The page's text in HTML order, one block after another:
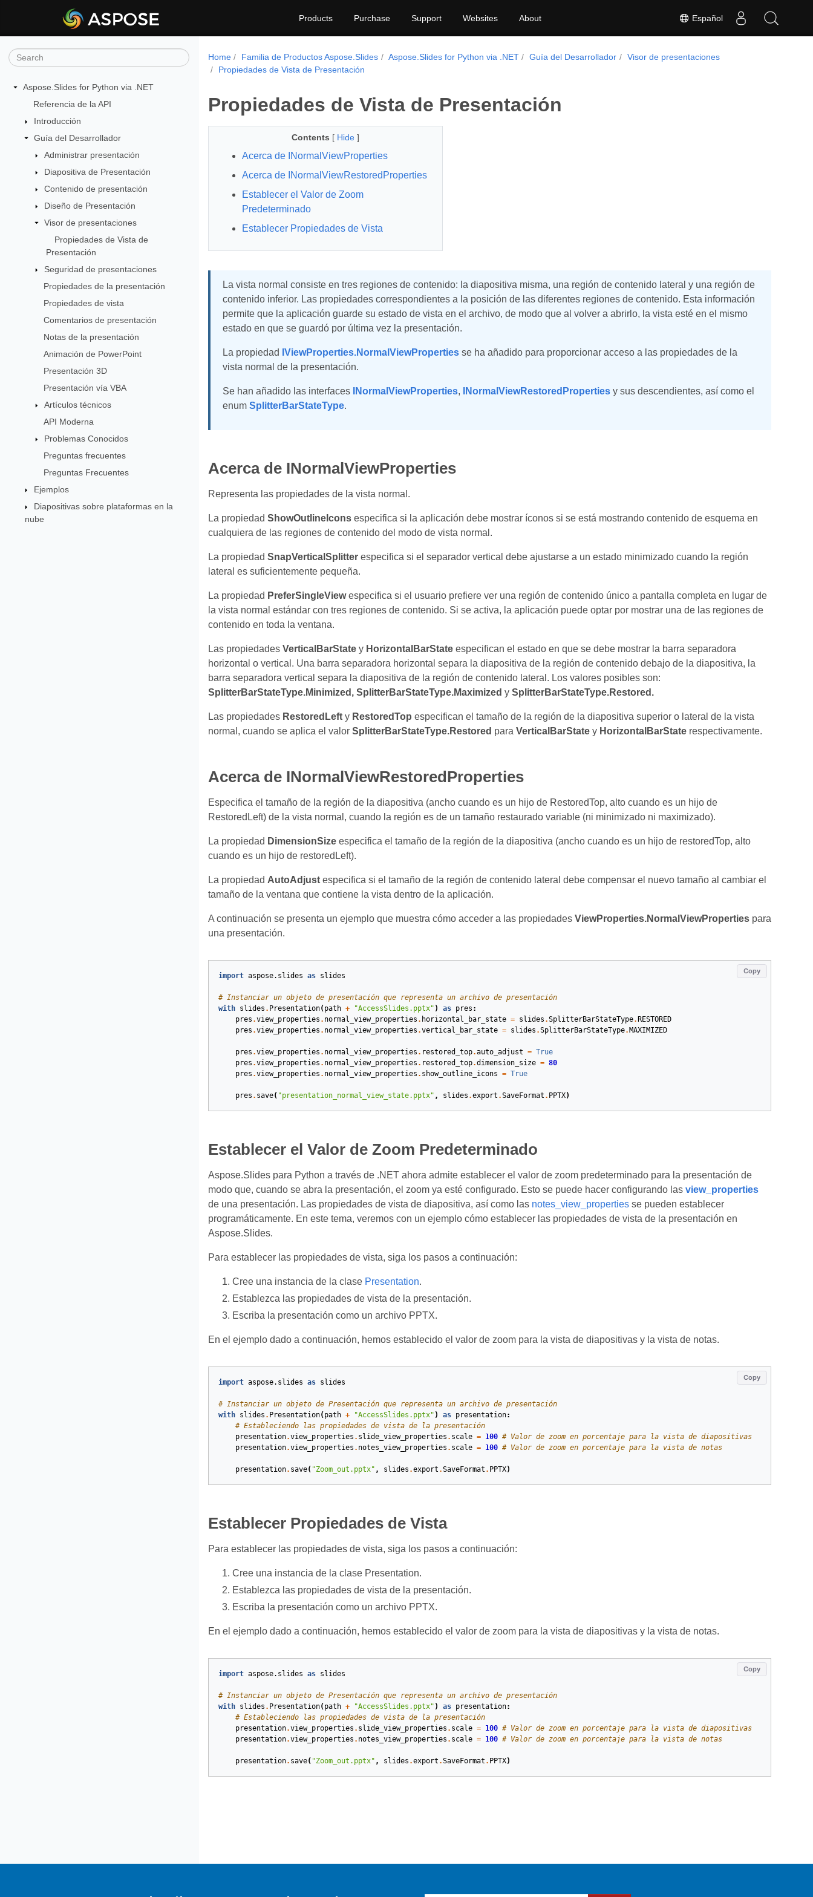
Español
Products Purchase Support Websites About
Aspose.Slides for Python via .NET
Referencia de la API
Introducción
Guía del Desarrollador
Administrar presentación
Diapositiva de Presentación
Contenido de presentación
Diseño de Presentación
Visor de presentaciones
Propiedades de Vista de
Presentación
Seguridad de presentaciones
Propiedades de la presentación
Propiedades de vista
Comentarios de presentación
Notas de la presentación
Animación de PowerPoint
Presentación 3D
Presentación vía VBA
Artículos técnicos
API Moderna
Problemas Conocidos
Preguntas frecuentes
Preguntas Frecuentes
Ejemplos
Diapositivas sobre plataformas en la
nube
Home Familia de Productos Aspose.Slides Aspose.Slides for Python via .NET Guía del Desarrollador
Visor de presentaciones
Propiedades de Vista de Presentación
Propiedades de Vista de Presentación
Contents [ Hide ]
Acerca de INormalViewProperties
Acerca de INormalViewRestoredProperties
Establecer el Valor de Zoom
Predeterminado
Establecer Propiedades de Vista
La vista normal consiste en tres regiones de contenido: la diapositiva misma, una región de contenido lateral y una región de
contenido inferior. Las propiedades correspondientes a la posición de las diferentes regiones de contenido. Esta información
permite que la aplicación guarde su estado de vista en el archivo, de modo que al volver a abrirlo, la vista esté en el mismo
estado en que se guardó por última vez la presentación.
La propiedad IViewProperties.NormalViewPropertiesse ha añadido para proporcionar acceso a las propiedades de la
vista normal de la presentación.
Se han añadido las interfaces INormalViewProperties, INormalViewRestoredPropertiesy sus descendientes, así como el
enum SplitterBarStateType.
Acerca de INormalViewProperties
Representa las propiedades de la vista normal.
La propiedad ShowOutlineIconsespecifica si la aplicación debe mostrar íconos si se está mostrando contenido de esquema en
cualquiera de las regiones de contenido del modo de vista normal.
La propiedad SnapVerticalSplitterespecifica si el separador vertical debe ajustarse a un estado minimizado cuando la región
lateral es suficientemente pequeña.
La propiedad PreferSingleViewespecifica si el usuario prefiere ver una región de contenido único a pantalla completa en lugar de
la vista normal estándar con tres regiones de contenido. Si se activa, la aplicación puede optar por mostrar una de las regiones de
contenido en toda la ventana.
Las propiedades VerticalBarStatey HorizontalBarStateespecifican el estado en que se debe mostrar la barra separadora
horizontal o vertical. Una barra separadora horizontal separa la diapositiva de la región de contenido debajo de la diapositiva, la
barra separadora vertical separa la diapositiva de la región de contenido lateral. Los valores posibles son:
SplitterBarStateType.Minimized, SplitterBarStateType.Maximized y SplitterBarStateType.Restored.
Las propiedades RestoredLefty RestoredTop especifican el tamaño de la región de la diapositiva superior o lateral de la vista
normal, cuando se aplica el valor SplitterBarStateType.Restored para VerticalBarStatey HorizontalBarStaterespectivamente.
Acerca de INormalViewRestoredProperties
Especifica el tamaño de la región de la diapositiva (ancho cuando es un hijo de RestoredTop, alto cuando es un hijo de
RestoredLeft) de la vista normal, cuando la región es de un tamaño restaurado variable (ni minimizado ni maximizado).
La propiedad DimensionSizeespecifica el tamaño de la región de la diapositiva (ancho cuando es un hijo de restoredTop, alto
cuando es un hijo de restoredLeft).
La propiedad AutoAdjustespecifica si el tamaño de la región de contenido lateral debe compensar el nuevo tamaño al cambiar el
tamaño de la ventana que contiene la vista dentro de la aplicación.
A continuación se presenta un ejemplo que muestra cómo acceder a las propiedades ViewProperties.NormalViewPropertiespara
una presentación.
Copy
import aspose.slides as slides
# Instanciar un objeto de presentación que representa un archivo de presentación
with
slides . Presentation( path + "AccessSlides.pptx" ) as pres :
pres .view_properties . normal_view_properties . horizontal_bar_state = slides .SplitterBarStateType. RESTORED
pres .view_properties . normal_view_properties .vertical_bar_state = slides .SplitterBarStateType. MAXIMIZED
pres .view_properties . normal_view_properties . restored_top.auto_adjust = True
pres .view_properties . normal_view_properties . restored_top.dimension_size = 80
pres .view_properties . normal_view_properties . show_outline_icons = True
pres . save( "presentation_normal_view_state.pptx" , slides .export .SaveFormat . PPTX)
Establecer el Valor de Zoom Predeterminado
Aspose.Slides para Python a través de .NET ahora admite establecer el valor de zoom predeterminado para la presentación de
modo que, cuando se abra la presentación, el zoom ya esté configurado. Esto se puede hacer configurando las view_properties
de una presentación. Las propiedades de vista de diapositiva, así como las notes_view_propertiesse pueden establecer
programáticamente. En este tema, veremos con un ejemplo cómo establecer las propiedades de vista de la presentación en
Aspose.Slides.
Para establecer las propiedades de vista, siga los pasos a continuación:
Cree una instancia de la clase Presentation.
Establezca las propiedades de vista de la presentación.
Escriba la presentación como un archivo PPTX.
En el ejemplo dado a continuación, hemos establecido el valor de zoom para la vista de diapositivas y la vista de notas.
Copy
import aspose.slides as slides
# Instanciar un objeto de Presentación que representa un archivo de presentación
with
slides . Presentation( path + "AccessSlides.pptx" ) as presentation:
# Estableciendo las propiedades de vista de la presentación
presentation.view_properties . slide_view_properties . scale = 100 # Valor de zoom en porcentaje para la vista de diapositivas
presentation.view_properties . notes_view_properties . scale = 100 # Valor de zoom en porcentaje para la vista de notas
presentation. save( "Zoom_out.pptx" , slides .export .SaveFormat . PPTX)
Establecer Propiedades de Vista
Para establecer las propiedades de vista, siga los pasos a continuación:
Cree una instancia de la clase Presentation.
Establezca las propiedades de vista de la presentación.
Escriba la presentación como un archivo PPTX.
En el ejemplo dado a continuación, hemos establecido el valor de zoom para la vista de diapositivas y la vista de notas.
Copy
import aspose.slides as slides
# Instanciar un objeto de Presentación que representa un archivo de presentación
with
slides . Presentation( path + "AccessSlides.pptx" ) as presentation:
# Estableciendo las propiedades de vista de la presentación
presentation.view_properties . slide_view_properties . scale = 100 # Valor de zoom en porcentaje para la vista de diapositivas
presentation.view_properties . notes_view_properties . scale = 100 # Valor de zoom en porcentaje para la vista de notas
presentation. save( "Zoom_out.pptx" , slides .export .SaveFormat . PPTX)